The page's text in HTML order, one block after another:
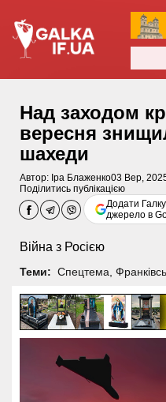
Над заходом
вересня
шахеди
Автор: Іра Блаженко03 Вер,
Поділитись публікацією
Додати
джерело в
Війна з Росією
Теми: Спецтема